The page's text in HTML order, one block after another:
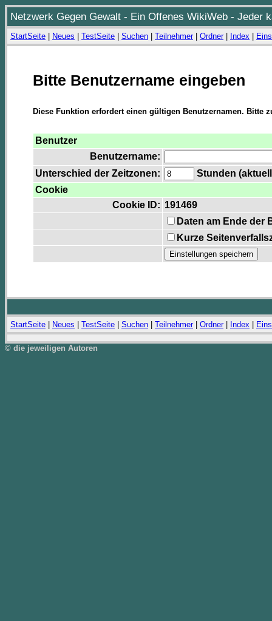
Netzwerk Gegen Gewalt - Ein Offenes WikiWeb - Jeder
StartSeite Neues TestSeite Suchen Teilnehmer| Ordner| Index
Bitte Benutzername eingeben
Diese Funktion erfordert einen gültigen Benutzernamen. Bitte
Benutzer
Benutzername:
Unterschied der Zeitzonen:
Stunden
Cookie
Cookie ID: 191469
Daten am Ende der
Kurze
StartSeite Neues TestSeite Suchen Teilnehmer| Ordner| Index
© die jeweiligen Autoren